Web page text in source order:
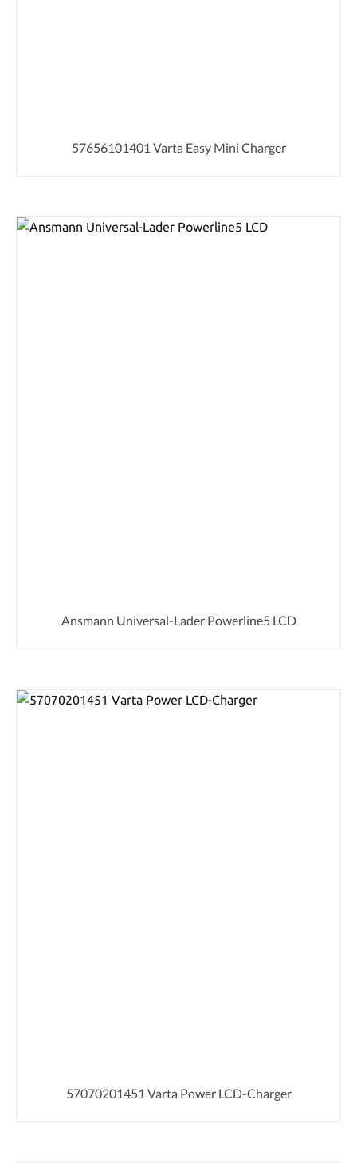
57656101401 Varta Easy Mini Charger
Ansmann Universal-Lader Powerline5 LCD
57070201451 Varta Power LCD-Charger